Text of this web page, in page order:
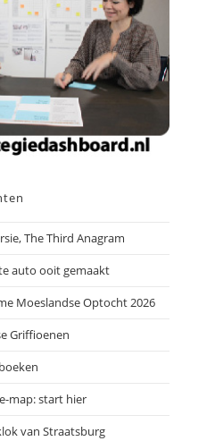
The Third Anagram
auto ooit gemaakt
Moeslandse Optocht 2026
Griffioenen
map: start hier
van Straatsburg